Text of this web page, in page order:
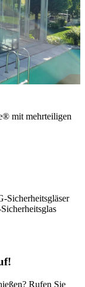
mit mehrteiligen
Sicherheitsgläser
Rufen Sie